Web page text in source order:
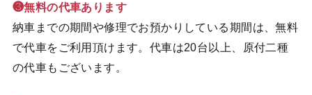
❸無料の代車あります
納車までの期間や修理でお預かりしている期間は、無料
で代車をご利用頂けます。代車は20台以上、原付二種
の代車もございます。